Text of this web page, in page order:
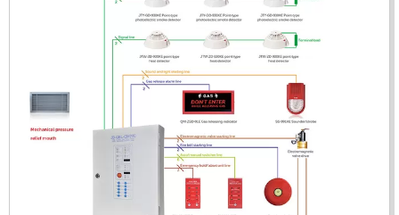
Mã sản phẩm: UX150